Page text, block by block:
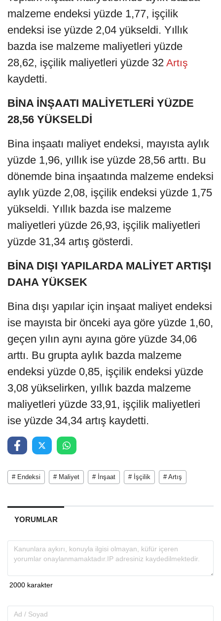
malzeme endeksi yüzde 1,77, işçilik
endeksi ise yüzde 2,04 yükseldi. Yıllık
bazda ise malzeme maliyetleri yüzde
28,62, işçilik maliyetleri yüzde 32 Artış
kaydetti.
BİNA İNŞAATI MALİYETLERİ YÜZDE
28,56 YÜKSELDİ
Bina inşaatı maliyet endeksi, mayısta aylık
yüzde 1,96, yıllık ise yüzde 28,56 arttı. Bu
dönemde bina inşaatında malzeme endeksi
aylık yüzde 2,08, işçilik endeksi yüzde 1,75
yükseldi. Yıllık bazda ise malzeme
maliyetleri yüzde 26,93, işçilik maliyetleri
yüzde 31,34 artış gösterdi.
BİNA DIŞI YAPILARDA MALİYET ARTIŞI
DAHA YÜKSEK
Bina dışı yapılar için inşaat maliyet endeksi
ise mayısta bir önceki aya göre yüzde 1,60,
geçen yılın aynı ayına göre yüzde 34,06
arttı. Bu grupta aylık bazda malzeme
endeksi yüzde 0,85, işçilik endeksi yüzde
3,08 yükselirken, yıllık bazda malzeme
maliyetleri yüzde 33,91, işçilik maliyetleri
ise yüzde 34,34 artış kaydetti.
# Endeksi # Maliyet # İnşaat # İşçilik # Artış
YORUMLAR